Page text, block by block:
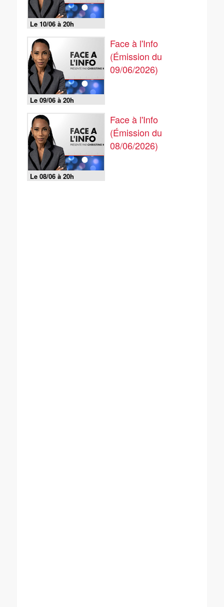
Le 10/06 à 20h
Le 09/06 à 20h
Face à l'Info
(Émission du
09/06/2026)
Le 08/06 à 20h
Face à l'Info
(Émission du
08/06/2026)